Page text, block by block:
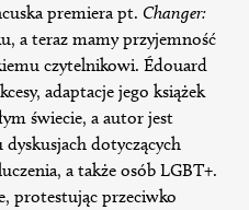
premiera pt. Changer:
a teraz mamy przyjemność
czytelnikowi. Édouard
adaptacje jego książek
świecie, a autor jest
dotyczących
a także osób LGBT+.
protestując przeciwko